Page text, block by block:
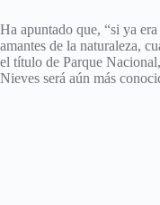
Ha apuntado que, “si ya
amantes de la naturaleza,
el título de Parque
Nieves será aún más